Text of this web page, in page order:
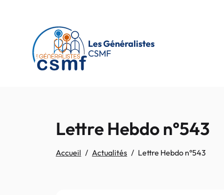
Les Généralistes
CSMF
Lettre Hebdo n°543
Accueil Actualités Lettre Hebdo n°543